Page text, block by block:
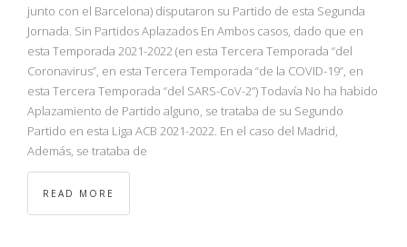
junto con el Barcelona) disputaron su Partido de esta Segunda
Jornada. Sin Partidos Aplazados En Ambos casos, dado que en
esta Temporada 2021-2022 (en esta Tercera Temporada “del
Coronavirus”, en esta Tercera Temporada “de la COVID-19”, en
esta Tercera Temporada “del SARS-CoV-2”) Todavía No ha habido
Aplazamiento de Partido alguno, se trataba de su Segundo
Partido en esta Liga ACB 2021-2022. En el caso del Madrid,
Además, se trataba de
READ MORE